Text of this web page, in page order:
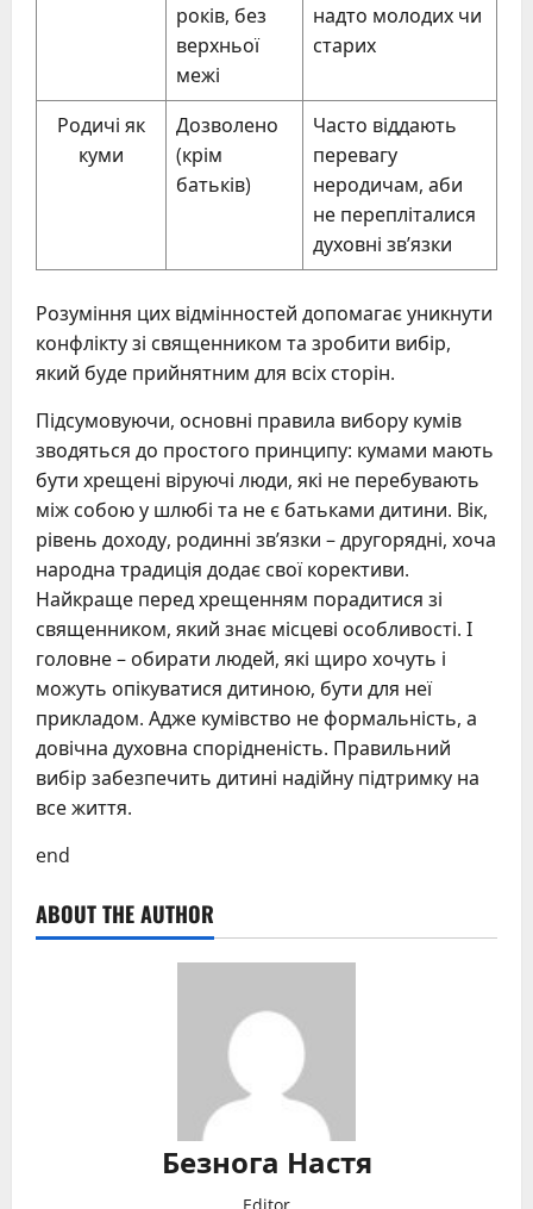
років, без
верхньої
межі
надто молодих чи
старих
Родичі як
куми
Дозволено
(крім
батьків)
Часто віддають
перевагу
неродичам, аби
не перепліталися
духовні зв’язки
Розуміння цих відмінностей допомагає уникнути
конфлікту зі священником та зробити вибір,
який буде прийнятним для всіх сторін.
Підсумовуючи, основні правила вибору кумів
зводяться до простого принципу: кумами мають
бути хрещені віруючі люди, які не перебувають
між собою у шлюбі та не є батьками дитини. Вік,
рівень доходу, родинні зв’язки – другорядні, хоча
народна традиція додає свої корективи.
Найкраще перед хрещенням порадитися зі
священником, який знає місцеві особливості. І
головне – обирати людей, які щиро хочуть і
можуть опікуватися дитиною, бути для неї
прикладом. Адже кумівство не формальність, а
довічна духовна спорідненість. Правильний
вибір забезпечить дитині надійну підтримку на
все життя.
end
ABOUT THE AUTHOR
Безнога Настя